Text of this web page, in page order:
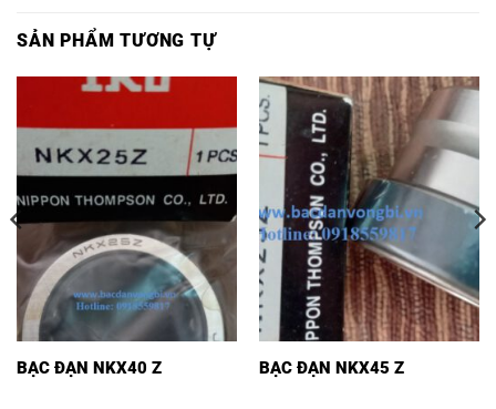
SẢN PHẨM TƯƠNG TỰ
BẠC ĐẠN NKX40 Z BẠC ĐẠN NKX45 Z